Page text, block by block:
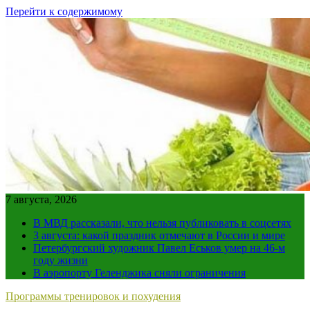
Перейти к содержимому
7 августа, 2026
В МВД рассказали, что нельзя публиковать в соцсетях
3 августа: какой праздник отмечают в России и мире
Петербургский художник Павел Еськов умер на 46-м
году жизни
В аэропорту Геленджика сняли ограничения
Программы тренировок и похудения